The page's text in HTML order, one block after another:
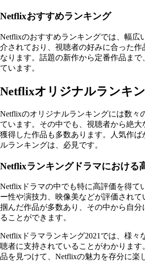
Netflixおすすめランキング
Netflixのおすすめランキングでは、幅広
介されており、視聴者の好みに合った作
なります。話題の新作から定番作品まで
ています。
Netflixオリジナルランキ
Netflixのオリジナルランキングには数々
ています。その中でも、視聴者から絶大
獲得した作品も多数あります。人気作ば
ルランキングは、必見です。
Netflixランキングドラマにおける
Netflixドラマの中でも特に高評価を得て
ー性や演技力、映像美などが評価され
掴んだ作品が多数あり、その中から自分
ることができます。
Netflixドラマランキング2021では、様々
聴者に支持されていることがわかりま
品を見つけて、Netflixの魅力を存分に楽